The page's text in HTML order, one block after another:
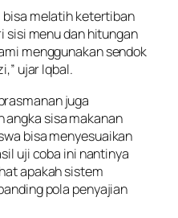
bisa melatih ketertiban
sisi menu dan hitungan
menggunakan sendok
ujar Iqbal.
juga
angka sisa makanan
bisa menyesuaikan
uji coba ini nantinya
apakah sistem
pola penyajian